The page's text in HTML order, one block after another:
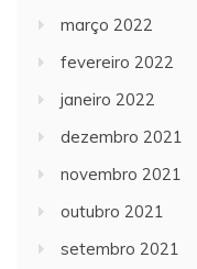
março 2022
fevereiro 2022
janeiro 2022
dezembro 2021
novembro 2021
outubro 2021
setembro 2021